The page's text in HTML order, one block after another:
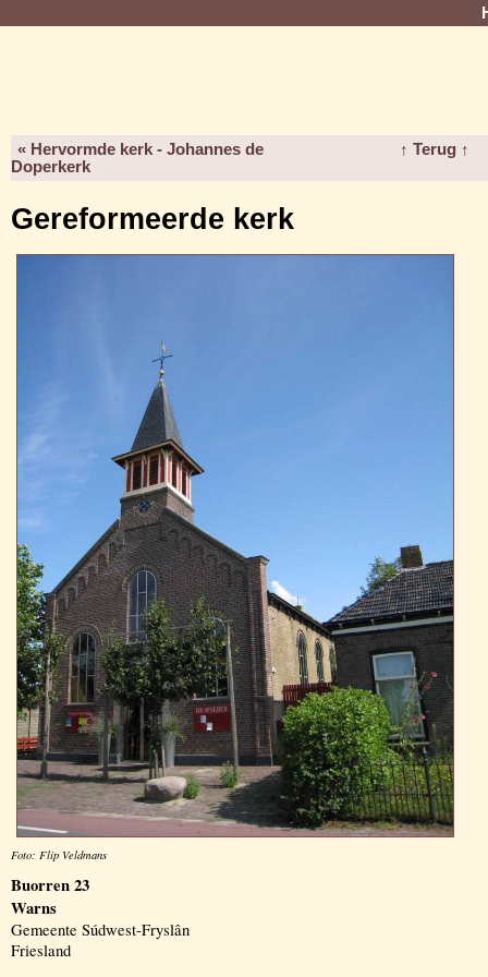
« Hervormde kerk - Johannes de
Doperkerk
↑ Terug ↑
Gereformeerde kerk
Foto: Flip Veldmans
Buorren 23
Warns
Gemeente Súdwest-Fryslân
Friesland